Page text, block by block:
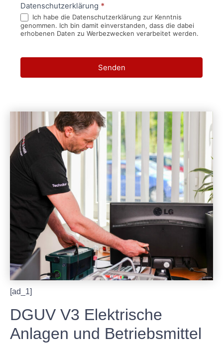
Datenschutzerklärung *
Ich habe die Datenschutzerklärung zur Kenntnis
genommen. Ich bin damit einverstanden, dass die dabei
erhobenen Daten zu Werbezwecken verarbeitet werden.
Senden
[ad_1]
DGUV V3 Elektrische
Anlagen und Betriebsmittel